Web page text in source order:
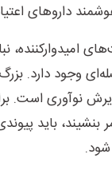
داروهای
امیدوارکننده،
وجود دارد.
نوآوری است.
بنشیند، باید
شود.